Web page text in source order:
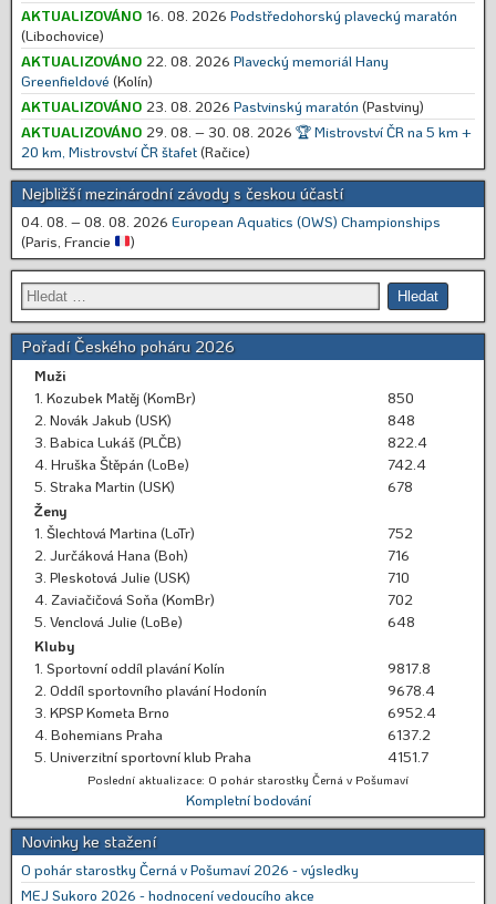
AKTUALIZOVÁNO 16. 08. 2026 Podstředohorský plavecký maratón
(Libochovice)
AKTUALIZOVÁNO 22. 08. 2026 Plavecký memoriál Hany
Greenfieldové (Kolín)
AKTUALIZOVÁNO 23. 08. 2026 Pastvinský maratón (Pastviny)
AKTUALIZOVÁNO 29. 08. – 30. 08. 2026 🏆 Mistrovství ČR na 5 km +
20 km, Mistrovství ČR štafet(Račice)
Nejbližší mezinárodní závody s českou účastí
04. 08. – 08. 08. 2026 European Aquatics (OWS) Championships
(Paris, Francie
)
Pořadí Českého poháru 2026
Muži
1. Kozubek Matěj (KomBr)
850
2. Novák Jakub (USK)
848
3. Babica Lukáš (PLČB)
822.4
4. Hruška Štěpán (LoBe)
742.4
5. Straka Martin (USK)
678
Ženy
1. Šlechtová Martina (LoTr)
752
2. Jurčáková Hana (Boh)
716
3. Pleskotová Julie (USK)
710
4. Zaviačičová Soňa (KomBr)
702
5. Venclová Julie (LoBe)
648
Kluby
1. Sportovní oddíl plavání Kolín
9817.8
2. Oddíl sportovního plavání Hodonín
9678.4
3. KPSP Kometa Brno
6952.4
4. Bohemians Praha
6137.2
5. Univerzitní sportovní klub Praha
4151.7
Poslední aktualizace: O pohár starostky Černá v Pošumaví
Kompletní bodování
Novinky ke stažení
O pohár starostky Černá v Pošumaví 2026 - výsledky
MEJ Sukoro 2026 - hodnocení vedoucího akce